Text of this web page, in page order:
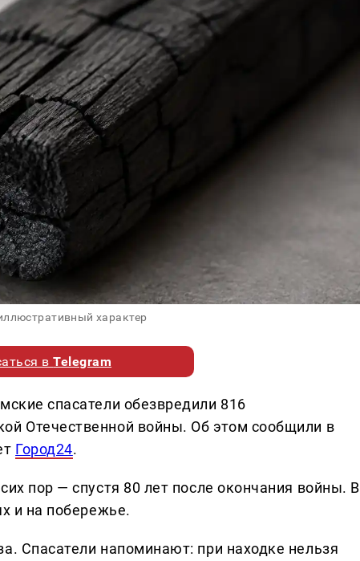
характер
вTelegram
спасатели обезвредили 816
Отечественной войны. Об этом сообщили в
Город24.
пор — спустя 80 лет после окончания войны. В
и на побережье.
Спасатели напоминают: при находке нельзя